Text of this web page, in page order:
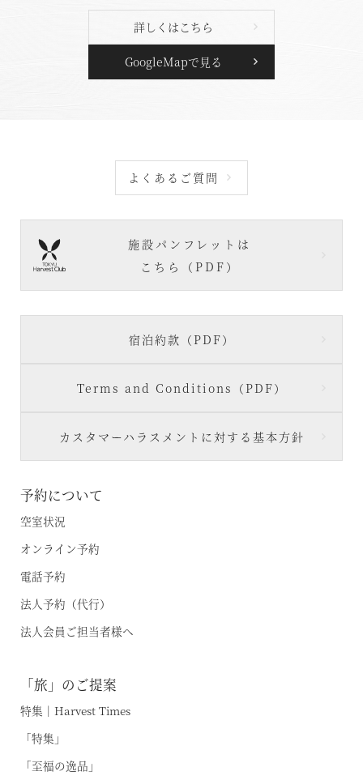
詳しくはこちら
GoogleMapで見る
よくあるご質問
施設パンフレットは
こちら（PDF）
宿泊約款（PDF）
Terms and Conditions（PDF）
カスタマーハラスメントに対する基本方針
予約について
空室状況
オンライン予約
電話予約
法人予約（代行）
法人会員ご担当者様へ
「旅」のご提案
特集｜Harvest Times
「特集」
「至福の逸品」